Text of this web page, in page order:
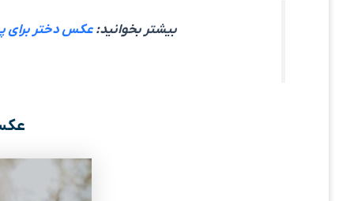
بیشتر بخوانید:عکس دختر برای پروفایل /